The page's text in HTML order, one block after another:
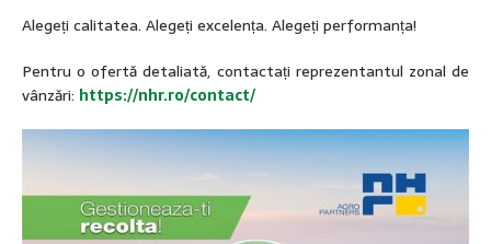
Alegeți calitatea. Alegeți excelența. Alegeți performanța!
Pentru o ofertă detaliată, contactați reprezentantul zonal de
vânzări: https://nhr.ro/contact/